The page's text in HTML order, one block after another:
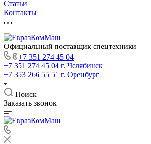
Статьи
Контакты
Официальный поставщик спецтехники
+7 351 274 45 04
+7 351 274 45 04 г. Челябинск
+7 353 266 55 51 г. Оренбург
Поиск
Заказать звонок